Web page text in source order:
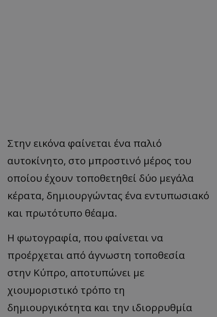
Στην εικόνα φαίνεται ένα παλιό
αυτοκίνητο, στο μπροστινό μέρος του
οποίου έχουν τοποθετηθεί δύο μεγάλα
κέρατα, δημιουργώντας ένα εντυπωσιακό
και πρωτότυπο θέαμα.
Η φωτογραφία, που φαίνεται να
προέρχεται από άγνωστη τοποθεσία
στην Κύπρο, αποτυπώνει με
χιουμοριστικό τρόπο τη
δημιουργικότητα και την ιδιορρυθμία